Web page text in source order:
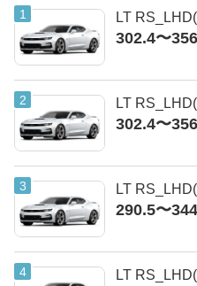
LT
302.4〜
LT
302.4〜
LT
290.5〜
LT